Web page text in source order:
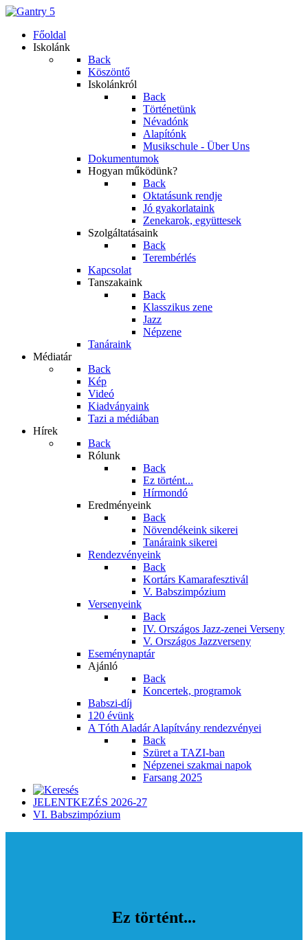
Főoldal
Iskolánk
Back
Köszöntő
Iskolánkról
Back
Történetünk
Névadónk
Alapítónk
Musikschule - Über Uns
Dokumentumok
Hogyan működünk?
Back
Oktatásunk rendje
Jó gyakorlataink
Zenekarok, együttesek
Szolgáltatásaink
Back
Terembérlés
Kapcsolat
Tanszakaink
Back
Klasszikus zene
Jazz
Népzene
Tanáraink
Médiatár
Back
Kép
Videó
Kiadványaink
Tazi a médiában
Hírek
Back
Rólunk
Back
Ez történt...
Hírmondó
Eredményeink
Back
Növendékeink sikerei
Tanáraink sikerei
Rendezvényeink
Back
Kortárs Kamarafesztivál
V. Babszimpózium
Versenyeink
Back
IV. Országos Jazz-zenei Verseny
V. Országos Jazzverseny
Eseménynaptár
Ajánló
Back
Koncertek, programok
Babszi-díj
120 évünk
A Tóth Aladár Alapítvány rendezvényei
Back
Szüret a TAZI-ban
Népzenei szakmai napok
Farsang 2025
JELENTKEZÉS 2026-27
VI. Babszimpózium
Ez történt...